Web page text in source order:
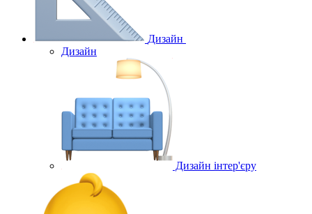
Дизайн
Дизайн
Дизайн інтер'єру